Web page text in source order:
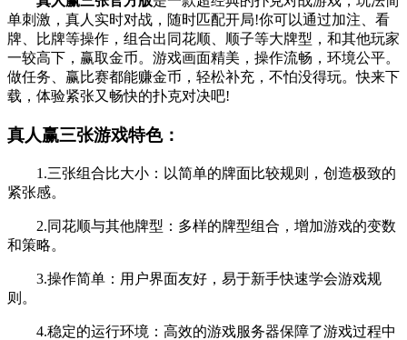
单刺激，真人实时对战，随时匹配开局!你可以通过加注、看
牌、比牌等操作，组合出同花顺、顺子等大牌型，和其他玩家
一较高下，赢取金币。游戏画面精美，操作流畅，环境公平。
做任务、赢比赛都能赚金币，轻松补充，不怕没得玩。快来下
载，体验紧张又畅快的扑克对决吧!
真人赢三张游戏特色：
1.三张组合比大小：以简单的牌面比较规则，创造极致的
紧张感。
2.同花顺与其他牌型：多样的牌型组合，增加游戏的变数
和策略。
3.操作简单：用户界面友好，易于新手快速学会游戏规
则。
4.稳定的运行环境：高效的游戏服务器保障了游戏过程中